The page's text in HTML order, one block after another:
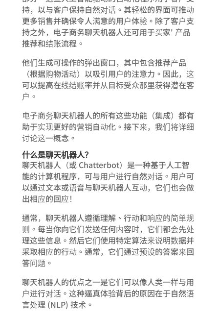
持，以与客户保持自然对话。其轻松的界面可推动
更多销售并确保令人满意的用户体验。除了客户支
持之外，电子商务聊天机器人还可用于买家' 产品
推荐和结账流程。
他们生成可操作的弹出窗口，其中包含推荐产品
（根据购物活动）以吸引用户的注意力。因此，这
可以提高在线结账率并从目标受众那里获得潜在客
户。
电子商务聊天机器人的所有这些功能（集成）都有
助于实现更好的营销自动化。接下来，我们将详细
讨论这一概念。
什么是聊天机器人？
聊天机器人（或 Chatterbot）是一种基于人工智
能的计算机程序，可与用户进行自然对话。用户可
以通过文本或语音与聊天机器人互动，它们也会做
出相应的回应！
通常，聊天机器人遵循理解、行动和响应的简单规
则。每当你向它们发送任何内容时，它们都会先处
理这些信息。然后它们使用特定算法来说明数据并
采取相应的行动。通常，它们通过预设的答案来回
答问题。
聊天机器人的优点之一是它们可以像人类一样与用
户进行对话。这种逼真体验背后的原因在于自然语
言处理 (NLP) 技术。